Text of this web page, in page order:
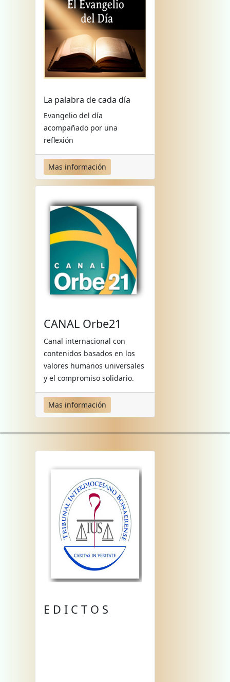
La palabra de cada día
Evangelio del día
acompañado por una
reflexión
Mas información
CANAL Orbe21
Canal internacional con
contenidos basados en los
valores humanos universales
y el compromiso solidario.
Mas información
E D I C T O S